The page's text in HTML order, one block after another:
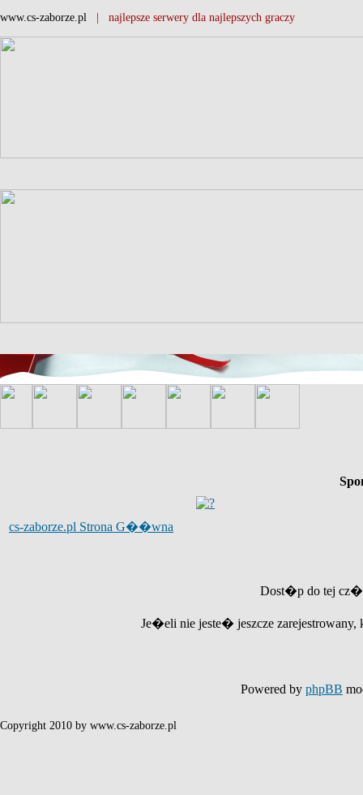
www.cs-zaborze.pl | najlepsze serwery dla najlepszych graczy
cs-zaborze.pl Strona G��wna
Dost�p do tej
Je�eli nie jeste� jeszcze
Powered by phpBB
Copyright 2010 by www.cs-zaborze.pl